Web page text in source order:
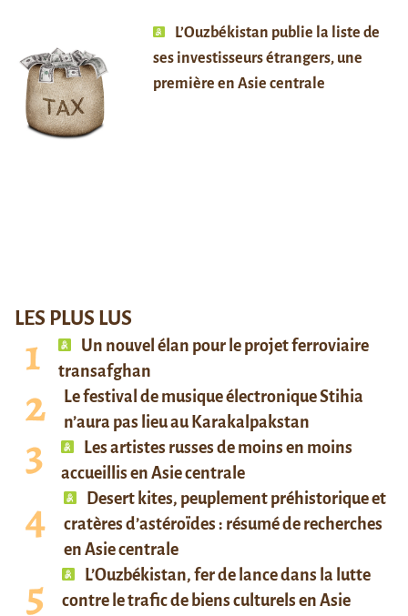
L’Ouzbékistan publie la liste de
ses investisseurs étrangers, une
première en Asie centrale
LES PLUS LUS
Un nouvel élan pour le projet ferroviaire
transafghan
Le festival de musique électronique Stihia
n’aura pas lieu au Karakalpakstan
Les artistes russes de moins en moins
accueillis en Asie centrale
Desert kites, peuplement préhistorique et
cratères d’astéroïdes : résumé de recherches
en Asie centrale
L’Ouzbékistan, fer de lance dans la lutte
contre le trafic de biens culturels en Asie